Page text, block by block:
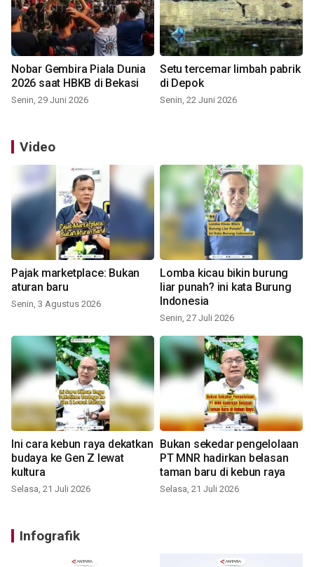
Nobar Gembira Piala Dunia
2026 saat HBKB di Bekasi
Senin, 29 Juni 2026
Setu tercemar limbah pabrik
di Depok
Senin, 22 Juni 2026
Video
Pajak marketplace: Bukan
aturan baru
Senin, 3 Agustus 2026
Lomba kicau bikin burung
liar punah? ini kata Burung
Indonesia
Senin, 27 Juli 2026
Ini cara kebun raya dekatkan
budaya ke Gen Z lewat
kultura
Selasa, 21 Juli 2026
Bukan sekedar pengelolaan
PT MNR hadirkan belasan
taman baru di kebun raya
Selasa, 21 Juli 2026
Infografik